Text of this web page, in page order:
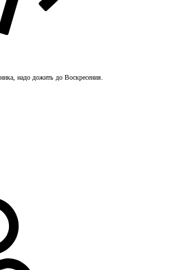
надо дожить до Воскресения.